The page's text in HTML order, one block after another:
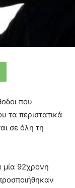
που
τα περιστατικά
σε όλη τη
92χρονη